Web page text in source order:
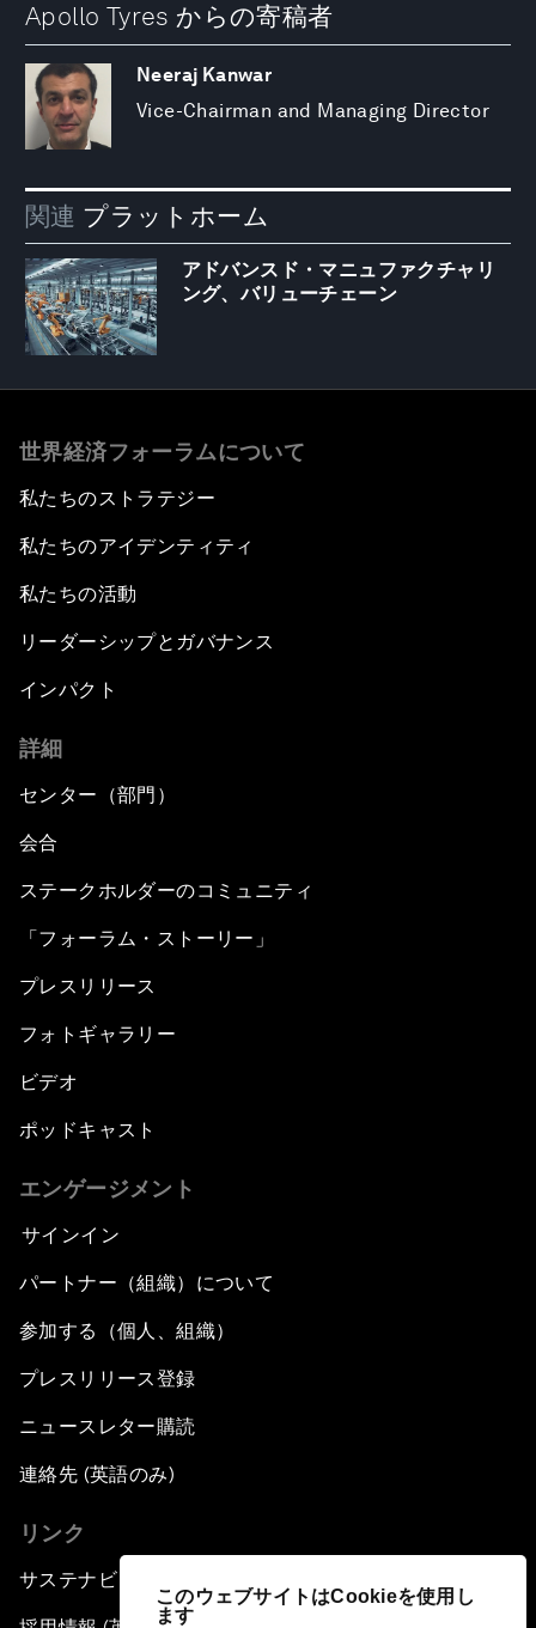
このウェブサイトはCookieを使用し
ます
Apollo Tyres からの寄稿者
Neeraj Kanwar
Vice-Chairman and Managing Director
関連 プラットホーム
アドバンスド・マニュファクチャリ
ング、バリューチェーン
世界経済フォーラムについて
私たちのストラテジー
私たちのアイデンティティ
私たちの活動
リーダーシップとガバナンス
インパクト
詳細
センター（部門）
会合
ステークホルダーのコミュニティ
「フォーラム・ストーリー」
プレスリリース
フォトギャラリー
ビデオ
ポッドキャスト
エンゲージメント
サインイン
パートナー（組織）について
参加する（個人、組織）
プレスリリース登録
ニュースレター購読
連絡先 (英語のみ)
リンク
サステナビリティへの取り組み